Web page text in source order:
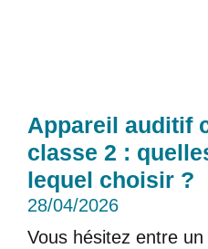
Appareil auditif
classe 2 :
lequel choisir ?
28/04/2026
Vous hésitez entre